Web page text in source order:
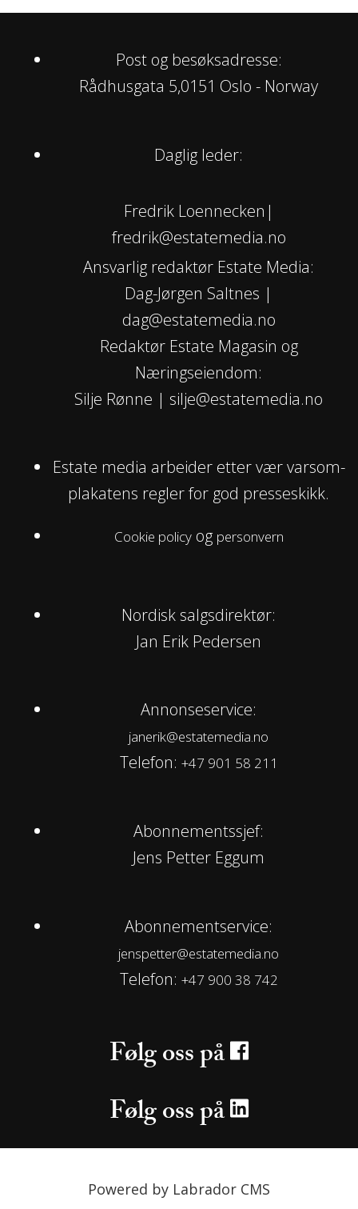
Post og besøksadresse:
Rådhusgata 5,0151 Oslo - Norway
Daglig leder:
Fredrik Loennecken|
fredrik@estatemedia.no
Ansvarlig redaktør Estate Media:
Dag-Jørgen Saltnes |
dag@estatemedia.no
Redaktør Estate Magasin og
Næringseiendom:
Silje Rønne | silje@estatemedia.no
Estate media arbeider etter vær varsom-
plakatens regler for god presseskikk.
Cookie policyog personvern
Nordisk salgsdirektør:
Jan Erik Pedersen
Annonseservice:
janerik@estatemedia.no
Telefon: +47 901 58 211
Abonnementssjef:
Jens Petter Eggum
Abonnementservice:
jenspetter@estatemedia.no
Telefon: +47 900 38 742
Følg oss på
Følg oss på
Powered by Labrador CMS